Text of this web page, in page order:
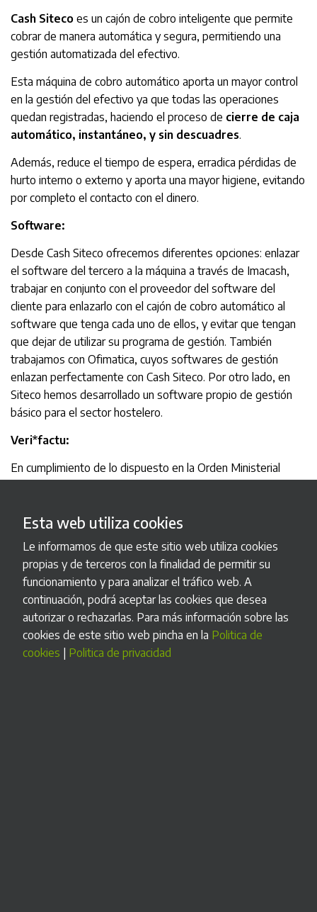
Cash Siteco es un cajón de cobro inteligente que permite
cobrar de manera automática y segura, permitiendo una
gestión automatizada del efectivo.
Esta máquina de cobro automático aporta un mayor control
en la gestión del efectivo ya que todas las operaciones
quedan registradas, haciendo el proceso de cierre de caja
automático, instantáneo, y sin descuadres.
Además, reduce el tiempo de espera, erradica pérdidas de
hurto interno o externo y aporta una mayor higiene, evitando
por completo el contacto con el dinero.
Software:
Desde Cash Siteco ofrecemos diferentes opciones: enlazar
el software del tercero a la máquina a través de Imacash,
trabajar en conjunto con el proveedor del software del
cliente para enlazarlo con el cajón de cobro automático al
software que tenga cada uno de ellos, y evitar que tengan
que dejar de utilizar su programa de gestión. También
trabajamos con Ofimatica, cuyos softwares de gestión
enlazan perfectamente con Cash Siteco. Por otro lado, en
Siteco hemos desarrollado un software propio de gestión
básico para el sector hostelero.
Veri*factu:
En cumplimiento de lo dispuesto en la Orden Ministerial
hace responsable como entidad productora del componente
principal del Sistema Informático de Facturación (SIF) SIF
Siteco, del cumplimiento con lo dispuesto en el artículo 29.2.j)
de la Ley 58/2003, de 17 de diciembre, General Tributaria,
en el Reglamento que establece los requisitos que deben
adoptar los sistemas y programas informáticos o
electrónicos que soporten los procesos de facturación de
empresarios y profesionales, y la estandarización de
formatos de los registros de facturación, aprobado por el
Esta web utiliza cookies
Le informamos de que este sitio web utiliza cookies
propias y de terceros con la finalidad de permitir su
funcionamiento y para analizar el tráfico web. A
continuación, podrá aceptar las cookies que desea
autorizar o rechazarlas. Para más información sobre las
cookies de este sitio web pincha en la Politica de
cookies | Politica de privacidad